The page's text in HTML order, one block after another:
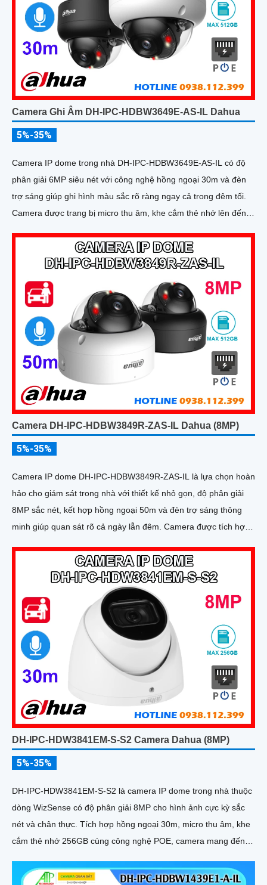
Camera Ghi Âm DH-IPC-HDBW3649E-AS-IL Dahua
5%-35%
Camera IP dome trong nhà DH-IPC-HDBW3649E-AS-IL có độ
phân giải 6MP siêu nét với công nghệ hồng ngoại 30m và đèn
trợ sáng giúp ghi hình màu sắc rõ ràng ngay cả trong đêm tối.
Camera được trang bị micro thu âm, khe cắm thẻ nhớ lên đến
và phương tiện nâng cao hiệu quả giám sát
Camera DH-IPC-HDBW3849R-ZAS-IL Dahua (8MP)
5%-35%
Camera IP dome DH-IPC-HDBW3849R-ZAS-IL là lựa chọn hoàn
hảo cho giám sát trong nhà với thiết kế nhỏ gọn, độ phân giải
8MP sắc nét, kết hợp hồng ngoại 50m và đèn trợ sáng thông
minh giúp quan sát rõ cả ngày lẫn đêm. Camera được tích hợp
biệt người và phương tiện, nâng cao độ chính xác trong cảnh
báo, hỗ trợ POE tiện lợi
DH-IPC-HDW3841EM-S-S2 Camera Dahua (8MP)
5%-35%
DH-IPC-HDW3841EM-S-S2 là camera IP dome trong nhà thuộc
dòng WizSense có độ phân giải 8MP cho hình ảnh cực kỳ sắc
nét và chân thực. Tích hợp hồng ngoại 30m, micro thu âm, khe
cắm thẻ nhớ 256GB cùng công nghệ POE, camera mang đến